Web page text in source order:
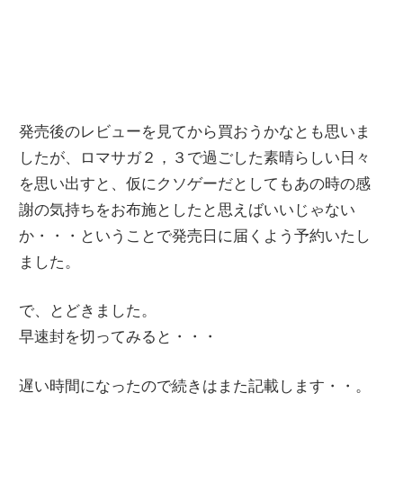
発売後のレビューを見てから買おうかなとも思いま
したが、ロマサガ２，３で過ごした素晴らしい日々
を思い出すと、仮にクソゲーだとしてもあの時の感
謝の気持ちをお布施としたと思えばいいじゃない
か・・・ということで発売日に届くよう予約いたし
ました。
で、とどきました。
早速封を切ってみると・・・
遅い時間になったので続きはまた記載します・・。